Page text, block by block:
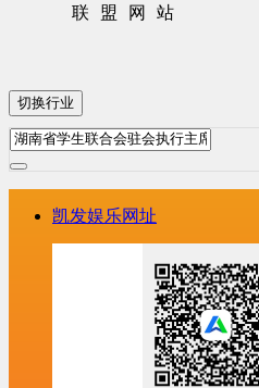
联盟网站
切换行业
凯发娱乐网址